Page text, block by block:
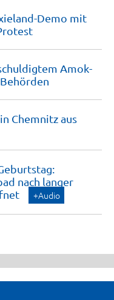
Demo mit
Amok-
Behörden
Chemnitz aus
nach langer
+Audio